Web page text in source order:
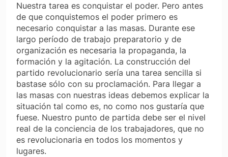
Nuestra tarea es conquistar el poder. Pero antes
de que conquistemos el poder primero es
necesario conquistar a las masas. Durante ese
largo período de trabajo preparatorio y de
organización es necesaria la propaganda, la
formación y la agitación. La construcción del
partido revolucionario sería una tarea sencilla si
bastase sólo con su proclamación. Para llegar a
las masas con nuestras ideas debemos explicar la
situación tal como es, no como nos gustaría que
fuese. Nuestro punto de partida debe ser el nivel
real de la conciencia de los trabajadores, que no
es revolucionaria en todos los momentos y
lugares.